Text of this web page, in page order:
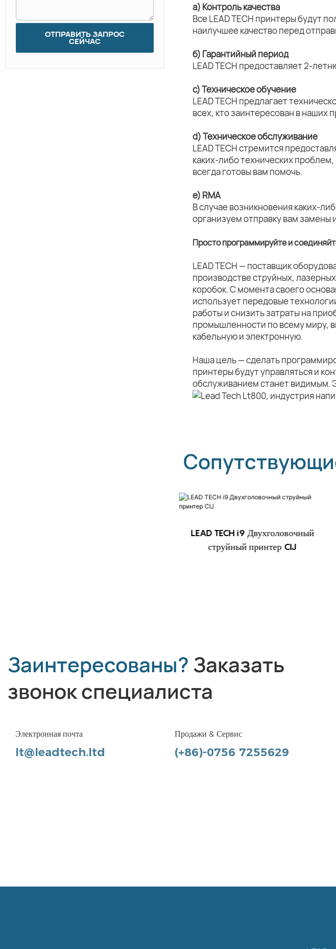
а) Контроль качества
Все LEAD TECH принтеры будут
наилучшее качество перед
б) Гарантийный период
LEAD TECH предоставляет 2-
c) Техническое обучение
LEAD TECH предлагает
всех, кто заинтересован в наших
d) Техническое обслуживание
LEAD TECH стремится
каких-либо технических
всегда готовы вам помочь.
e) RMA
В случае возникновения каких-
организуем отправку вам
Просто программируйте и
LEAD TECH — поставщик
производстве струйных,
коробок. С момента своего
использует передовые
работы и снизить затраты на
промышленности по всему миру,
кабельную и электронную.
Наша цель — сделать
принтеры будут управляться и
обслуживанием станет видимым.
LEAD TECH i9 Двухголовочный
струйный принтер CIJ
ОТПРАВИТЬ ЗАПРОС
СЕЙЧАС
Заинтересованы? Заказать
звонок специалиста
Электронная почта
lt@leadtech.ltd
Продажи & Сервис
(+86)-0756 7255629